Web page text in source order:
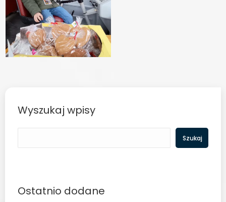
Wyszukaj wpisy
Szukaj
Ostatnio dodane